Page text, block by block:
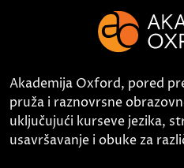
Akademija Oxford, pored
pruža i raznovrsne
uključujući kurseve jezika,
usavršavanje i obuke za